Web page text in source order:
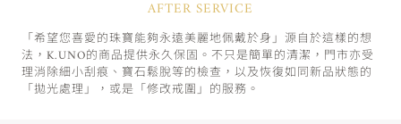
AFTER SERVICE
「希望您喜愛的珠寶能夠永遠美麗地佩戴於身」源自於這樣的想
法，K.UNO的商品提供永久保固。不只是簡單的清潔，門市亦受
理消除細小刮痕、寶石鬆脫等的檢查，以及恢復如同新品狀態的
「拋光處理」，或是「修改戒圍」的服務。